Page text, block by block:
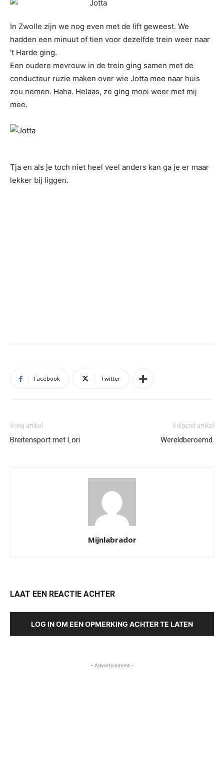
In Zwolle zijn we nog even met de lift geweest. We
hadden een minuut of tien voor dezelfde trein weer naar
't Harde ging.
Een oudere mevrouw in de trein ging samen met de
conducteur ruzie maken over wie Jotta mee naar huis
zou nemen. Haha. Helaas, ze ging mooi weer met mij
mee.
Tja en als je toch niet heel veel anders kan ga je er maar
lekker bij liggen.
Facebook Twitter
Vorig artikel
Breitensport met Lori
Volgend artikel
Wereldberoemd.
Mijnlabrador
LAAT EEN REACTIE ACHTER
LOG IN OM EEN OPMERKING ACHTER TE LATEN
- Advertisement -